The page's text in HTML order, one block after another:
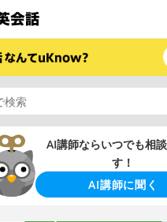
AI講師ならいつでも相
す！
AI講師に聞く